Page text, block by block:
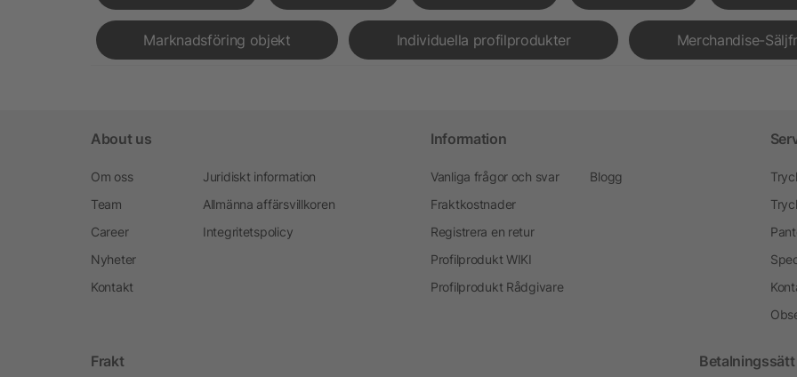
Marknadsföring objekt Individuella profilprodukter Merchandise-
About us
Om oss
Team
Career
Nyheter
Kontakt
Juridiskt information
Allmänna affärsvillkoren
Integritetspolicy
Information
Vanliga frågor och svar
Fraktkostnader
Registrera en retur
Profilprodukt WIKI
Profilprodukt Rådgivare
Blogg
Frakt Betalningssätt